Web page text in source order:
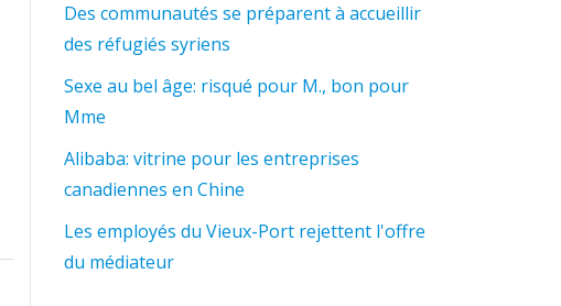
Des communautés se préparent à accueillir
des réfugiés syriens
Sexe au bel âge: risqué pour M., bon pour
Mme
Alibaba: vitrine pour les entreprises
canadiennes en Chine
Les employés du Vieux-Port rejettent l'offre
du médiateur